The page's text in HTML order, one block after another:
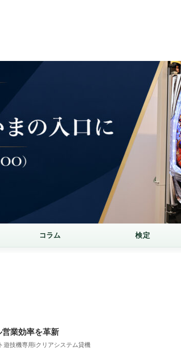
コラム 検定
業効率を革新
遊技機専用iクリアシステム貸機